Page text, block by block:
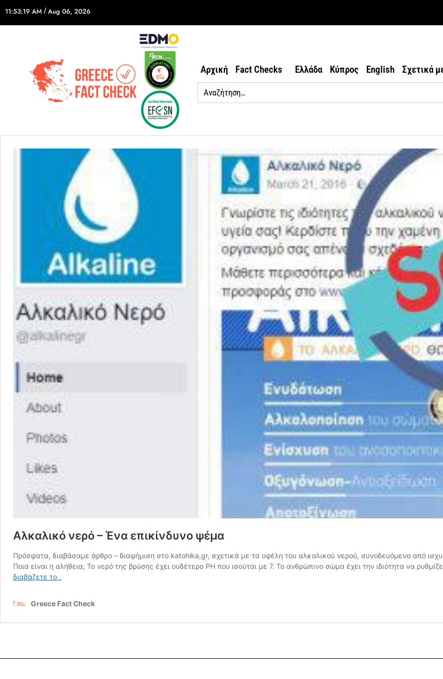
11:53:19 AM / Aug 06, 2026
Αρχική Fact Checks Ελλάδα Κύπρος English Σχετικά
Αλκαλικό νερό – Ένα επικίνδυνο ψέμα
Πρόσφατα, διαβάσαμε άρθρο – διαφήμιση στο katohika,gr, σχετικά με τα οφέλη του αλκαλικού νερού, συνοδευόμενο από
Ποια είναι η αλήθεια; Το νερό της βρύσης έχει ουδέτερο PH που ισούται με 7. Το ανθρώπινο σώμα έχει την ιδιότητα να
διαβάζετε το .
Greece Fact Check